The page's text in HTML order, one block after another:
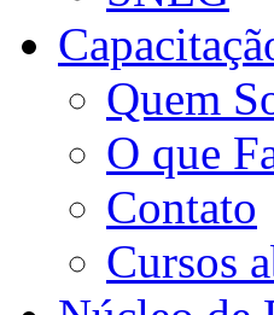
Quem
O que
Contato
Cursos